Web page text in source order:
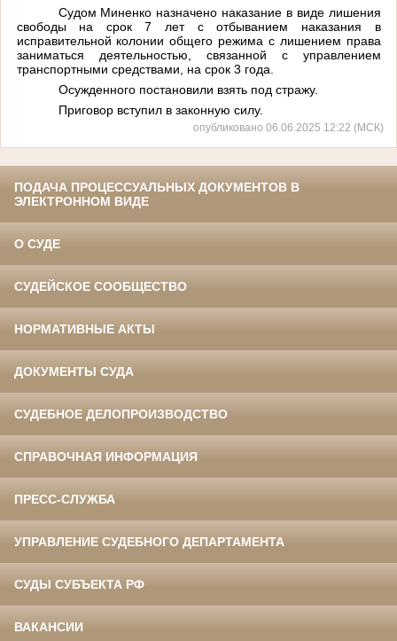
Судом Миненко назначено наказание в виде лишения
свободы на срок 7 лет с отбыванием наказания в
исправительной колонии общего режима с лишением права
заниматься деятельностью, связанной с управлением
транспортными средствами, на срок 3 года.
Осужденного постановили взять под стражу.
Приговор вступил в законную силу.
опубликовано 06.06.2025 12:22 (МСК)
ПОДАЧА ПРОЦЕССУАЛЬНЫХ ДОКУМЕНТОВ В
ЭЛЕКТРОННОМ ВИДЕ
О СУДЕ
СУДЕЙСКОЕ СООБЩЕСТВО
НОРМАТИВНЫЕ АКТЫ
ДОКУМЕНТЫ СУДА
СУДЕБНОЕ ДЕЛОПРОИЗВОДСТВО
СПРАВОЧНАЯ ИНФОРМАЦИЯ
ПРЕСС-СЛУЖБА
УПРАВЛЕНИЕ СУДЕБНОГО ДЕПАРТАМЕНТА
СУДЫ СУБЪЕКТА РФ
ВАКАНСИИ